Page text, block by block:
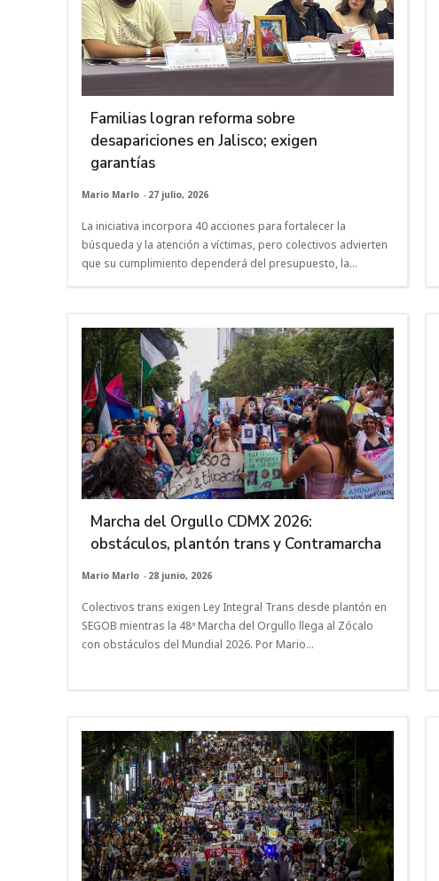
Familias logran reforma sobre
desapariciones en Jalisco; exigen
garantías
Mario Marlo - 27 julio, 2026
La iniciativa incorpora 40 acciones para fortalecer la
búsqueda y la atención a víctimas, pero colectivos advierten
que su cumplimiento dependerá del presupuesto, la...
Marcha del Orgullo CDMX 2026:
obstáculos, plantón trans y Contramarcha
Mario Marlo - 28 junio, 2026
Colectivos trans exigen Ley Integral Trans desde plantón en
SEGOB mientras la 48ª Marcha del Orgullo llega al Zócalo
con obstáculos del Mundial 2026. Por Mario...